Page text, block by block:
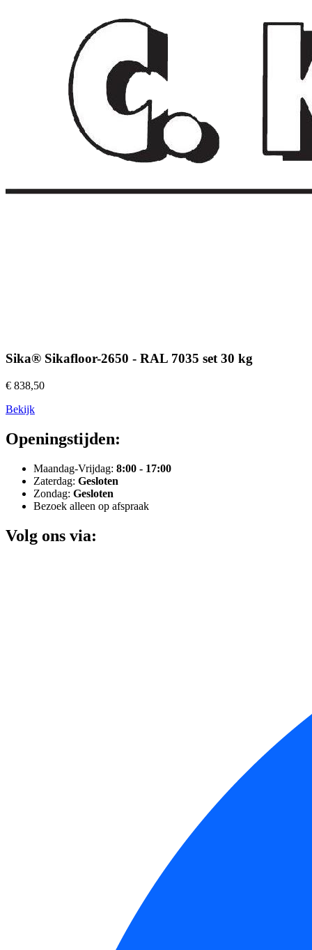
Sika® Sikafloor-2650 - RAL 7035 set 30 kg
€ 838,50
Bekijk
Openingstijden:
Maandag-Vrijdag: 8:00 - 17:00
Zaterdag: Gesloten
Zondag: Gesloten
Bezoek alleen op afspraak
Volg ons via: